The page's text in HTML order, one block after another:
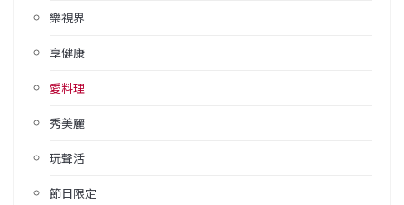
樂視界
享健康
愛料理
秀美麗
玩聲活
節日限定